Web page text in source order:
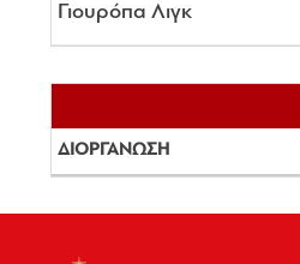
Γιουρόπα Λιγκ
ΔΙΟΡΓΑΝΩΣΗ